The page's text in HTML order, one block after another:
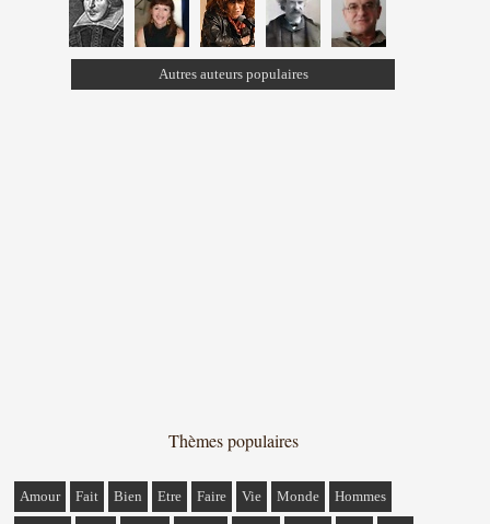
Autres auteurs populaires
Thèmes populaires
Amour Fait Bien Etre Faire Vie Monde Hommes